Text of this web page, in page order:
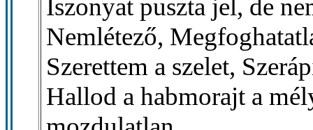
Iszonyat puszta jel, de
Nemlétező,
Szerettem a szelet,
Hallod a habmorajt a